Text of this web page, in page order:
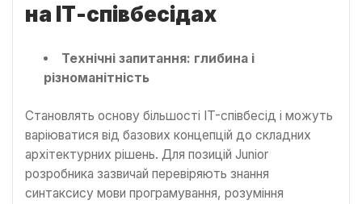
на ІТ-співбесідах
Технічні запитання: глибина і
різноманітність
Становлять основу більшості IT-співбесід і можуть
варіюватися від базових концепцій до складних
архітектурних рішень. Для позицій Junior
розробника зазвичай перевіряють знання
синтаксису мови програмування, розуміння